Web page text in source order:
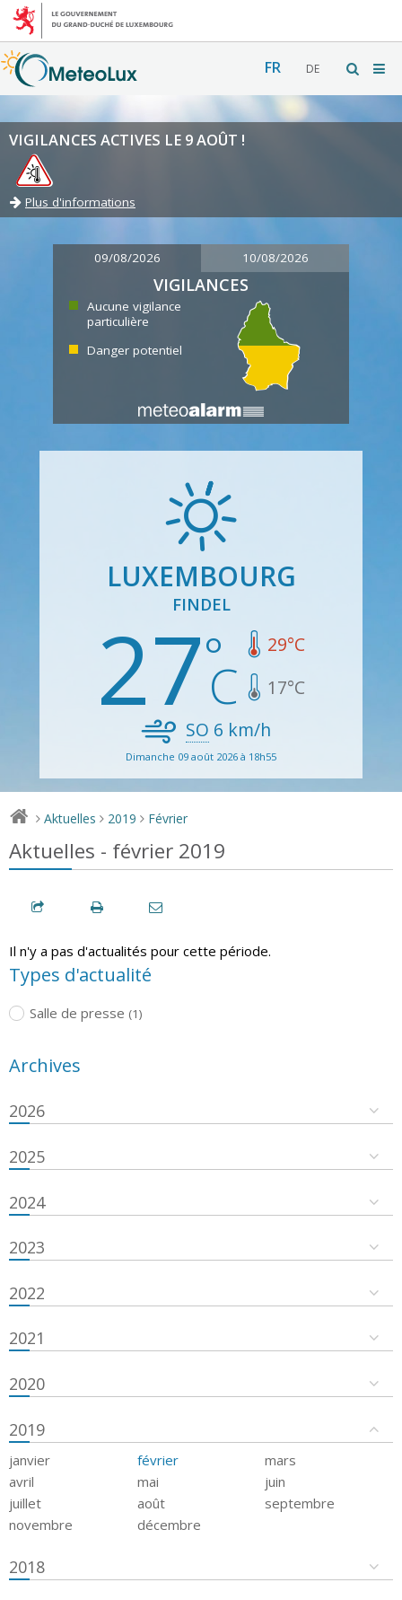
FR DE
VIGILANCES ACTIVES LE 9 AOÛT !
Plus d'informations
09/08/2026 10/08/2026
VIGILANCES
Aucune vigilance
particulière
Danger potentiel
LUXEMBOURG
FINDEL
27 29°C
17°C
SO 6 km/h
Dimanche 09 août 2026 à 18h55
> Aktuelles > 2019 > Février
Aktuelles - février 2019
Il n'y a pas d'actualités pour cette période.
Types d'actualité
Salle de presse (1)
Archives
2026
2025
2024
2023
2022
2021
2020
2019
janvier février
mars
avril
mai
juin
juillet
août
septembre
novembre
décembre
2018